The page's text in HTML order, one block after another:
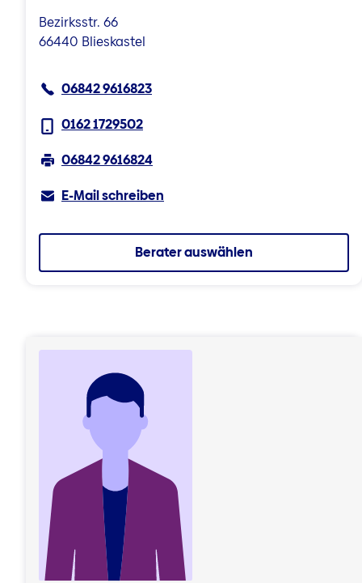
Bezirksstr. 66
66440 Blieskastel
06842 9616823
0162 1729502
06842 9616824
E-Mail schreiben
Berater auswählen